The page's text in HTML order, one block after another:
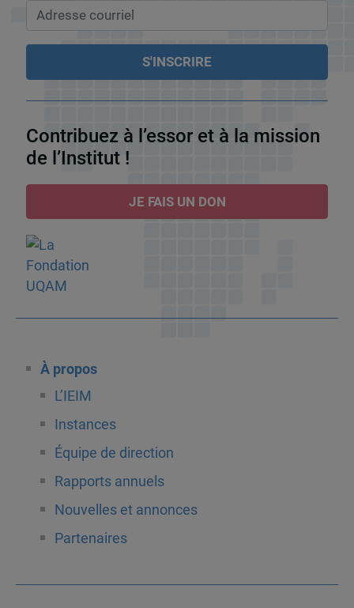
Contribuez à l’essor et à la mission
de l’Institut !
JE FAIS UN DON
À propos
L’IEIM
Instances
Équipe de direction
Rapports annuels
Nouvelles et annonces
Partenaires